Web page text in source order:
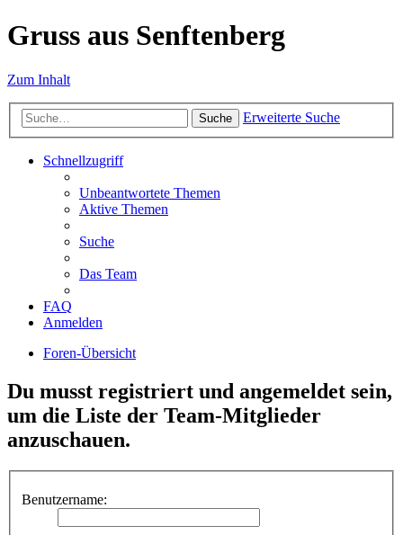
Gruss aus Senftenberg
Zum Inhalt
Suche Erweiterte Suche
Schnellzugriff
Unbeantwortete Themen
Aktive Themen
Suche
Das Team
FAQ
Anmelden
Foren-Übersicht
Du musst registriert und angemeldet sein,
um die Liste der Team-Mitglieder
anzuschauen.
Benutzername: